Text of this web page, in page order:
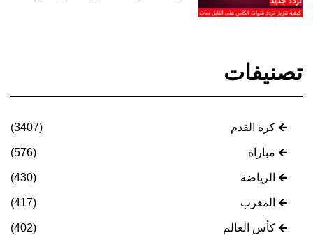
تصنيفات
كرة القدم (3407)
مباراة (576)
الرياضة (430)
المغرب (417)
كأس العالم (402)